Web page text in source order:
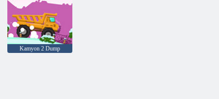
Kamyon 2 Dump